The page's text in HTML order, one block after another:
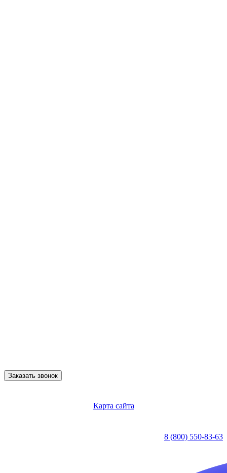
Заказать звонок
Карта сайта
8 (800) 550-83-63